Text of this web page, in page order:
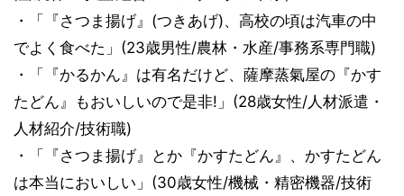
・「『さつま揚げ』(つきあげ)、高校の頃は汽車の中
でよく食べた」(23歳男性/農林・水産/事務系専門職)
・「『かるかん』は有名だけど、薩摩蒸氣屋の『かす
たどん』もおいしいので是非!」(28歳女性/人材派遣・
人材紹介/技術職)
・「『さつま揚げ』とか『かすたどん』、かすたどん
は本当においしい」(30歳女性/機械・精密機器/技術